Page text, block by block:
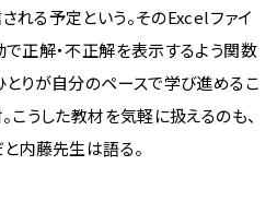
る予定という。そのExcelファイ
正解・不正解を表示するよう関数
りが自分のペースで学び進めるこ
こうした教材を気軽に扱えるのも、
内藤先生は語る。